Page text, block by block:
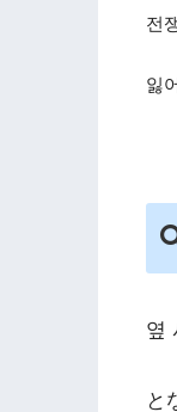
전
잃
옆
と